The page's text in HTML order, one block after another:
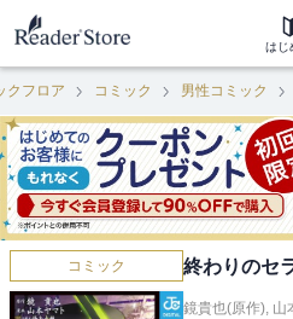
はじ
クフロア コミック 男性コミック
コミック 終わりのセ
鏡貴也(原作), 山